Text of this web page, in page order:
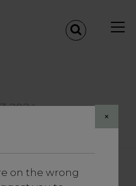
×
on the wrong
2024